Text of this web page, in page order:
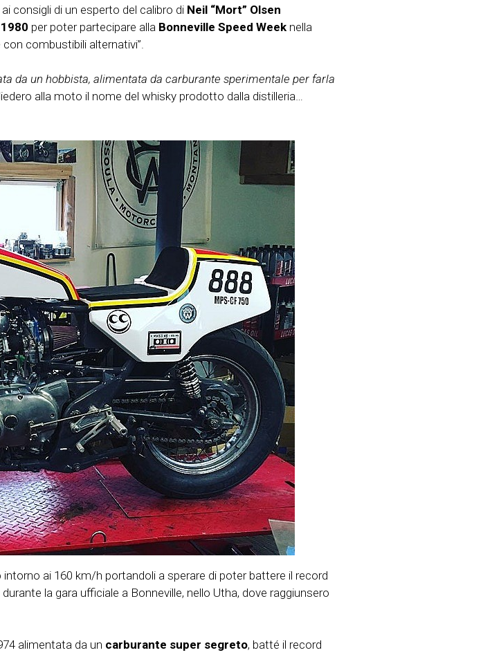
consigli di un esperto del calibro di Neil “Mort” Olsen
per poter partecipare alla Bonneville Speed Week nella
combustibili alternativi”.
da un hobbista, alimentata da carburante sperimentale per farla
alla moto il nome del whisky prodotto dalla distilleria…
ai 160 km/h portandoli a sperare di poter battere il record
la gara ufficiale a Bonneville, nello Utha, dove raggiunsero
alimentata da un carburante super segreto, batté il record